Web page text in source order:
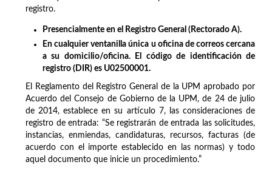
registro.
Presencialmente en el Registro General (Rectorado A).
En cualquier ventanilla única u oficina de correos cercana
a su domicilio/oficina. El código de identificación de
registro (DIR) es U02500001.
El Reglamento del Registro General de la UPM aprobado por
Acuerdo del Consejo de Gobierno de la UPM, de 24 de julio
de 2014, establece en su artículo 7, las consideraciones de
registro de entrada: “Se registrarán de entrada las solicitudes,
instancias, enmiendas, candidaturas, recursos, facturas (de
acuerdo con el importe establecido en las normas) y todo
aquel documento que inicie un procedimiento.”